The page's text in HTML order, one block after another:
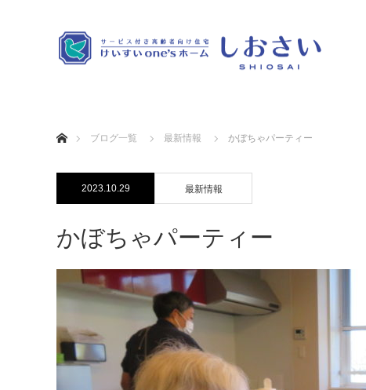
ブログ一覧
最新情報 かぼちゃパーティー
2023.10.29 最新情報
かぼちゃパーティー